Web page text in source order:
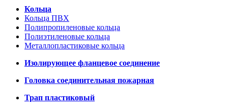
Кольца
Кольца ПВХ
Полипропиленовые кольца
Полиэтиленовые кольца
Металлопластиковые кольца
Изолирующее фланцевое соединение
Головка соединительная пожарная
Трап пластиковый